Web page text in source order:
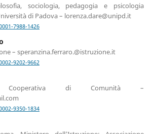
sociologia, pedagogia e psicologia
di Padova – lorenza.dare@unipd.it
7988-1426
– speranzina.ferraro.@istruzione.it
9202-9662
Cooperativa di Comunità –
9350-1834